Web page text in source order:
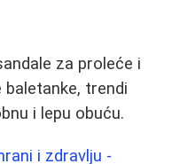
za proleće i
trendi
i lepu obuću.
i zdravlju -